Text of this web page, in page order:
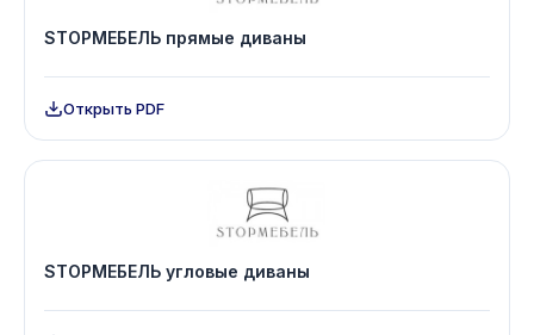
STOРМЕБЕЛЬ прямые диваны
Открыть PDF
STOРМЕБЕЛЬ угловые диваны